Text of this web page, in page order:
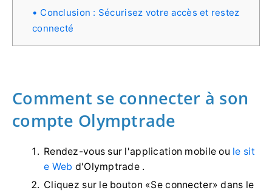
Conclusion : Sécurisez votre accès et restez
connecté
Comment se connecter à son
compte Olymptrade
Rendez-vous sur l'application mobile ou le sit
e Web d'Olymptrade .
Cliquez sur le bouton «Se connecter» dans le